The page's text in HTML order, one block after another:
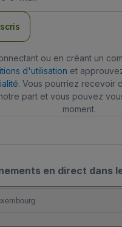
ou en créant un
d'utilisation et
. Vous pourriez recevoir
part et vous pouvez
moment.
en direct dans